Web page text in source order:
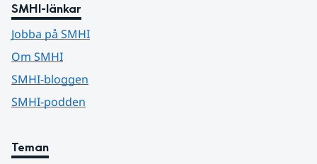
SMHI-länkar
Jobba på SMHI
Om SMHI
SMHI-bloggen
SMHI-podden
Teman